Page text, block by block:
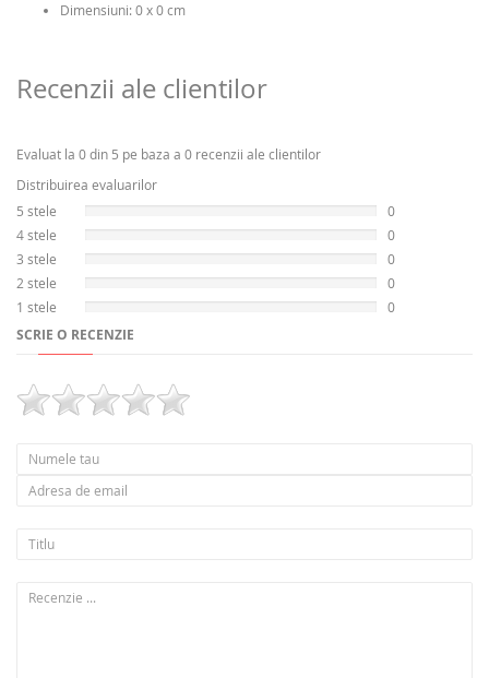
Dimensiuni: 0 x 0 cm
Recenzii ale clientilor
Evaluat la 0 din 5 pe baza a 0 recenzii ale clientilor
Distribuirea evaluarilor
5 stele
0
4 stele
0
3 stele
0
2 stele
0
1 stele
0
SCRIE O RECENZIE